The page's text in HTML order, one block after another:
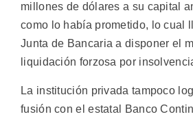
millones de dólares a su capital
como lo había prometido, lo cual
Junta de Bancaria a disponer el
liquidación forzosa por
La institución privada tampoco
fusión con el estatal Banco